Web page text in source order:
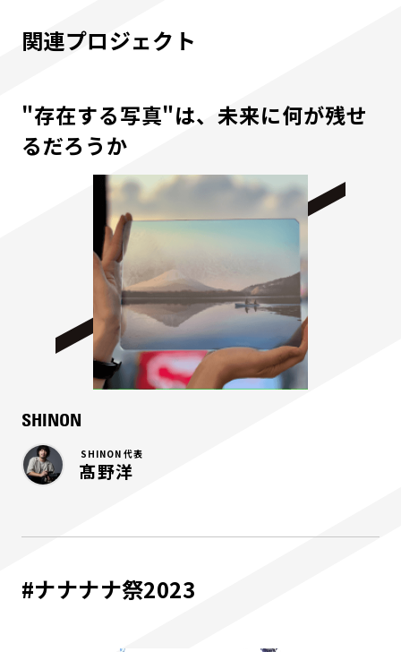
関連プロジェクト
"存在する写真"は、未来に何が残せ
るだろうか
SHINON
SHINON 代表
髙野洋
#ナナナナ祭2023